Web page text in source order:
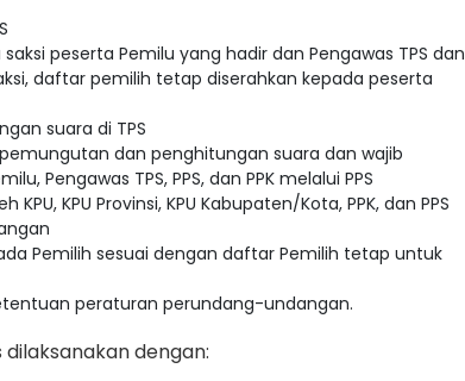
peserta Pemilu yang hadir dan Pengawas TPS dan
daftar pemilih tetap diserahkan kepada peserta
suara di TPS
dan penghitungan suara dan wajib
Pengawas TPS, PPS, dan PPK melalui PPS
KPU Provinsi, KPU Kabupaten/Kota, PPK, dan PPS
Pemilih sesuai dengan daftar Pemilih tetap untuk
peraturan perundang-undangan.
dilaksanakan dengan: